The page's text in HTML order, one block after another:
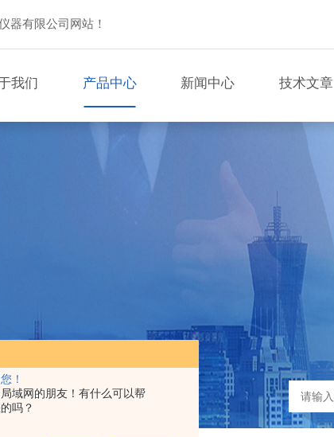
！
域网的朋友！有什么可以帮
吗？
器有限公司网站！
我们 产品中心 新闻中心 技术文章